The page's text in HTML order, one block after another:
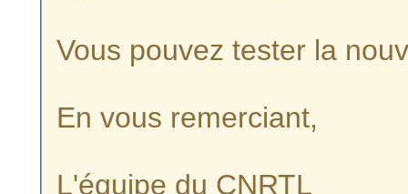
Vous pouvez tester la
En vous remerciant,
L'équipe du CNRTL